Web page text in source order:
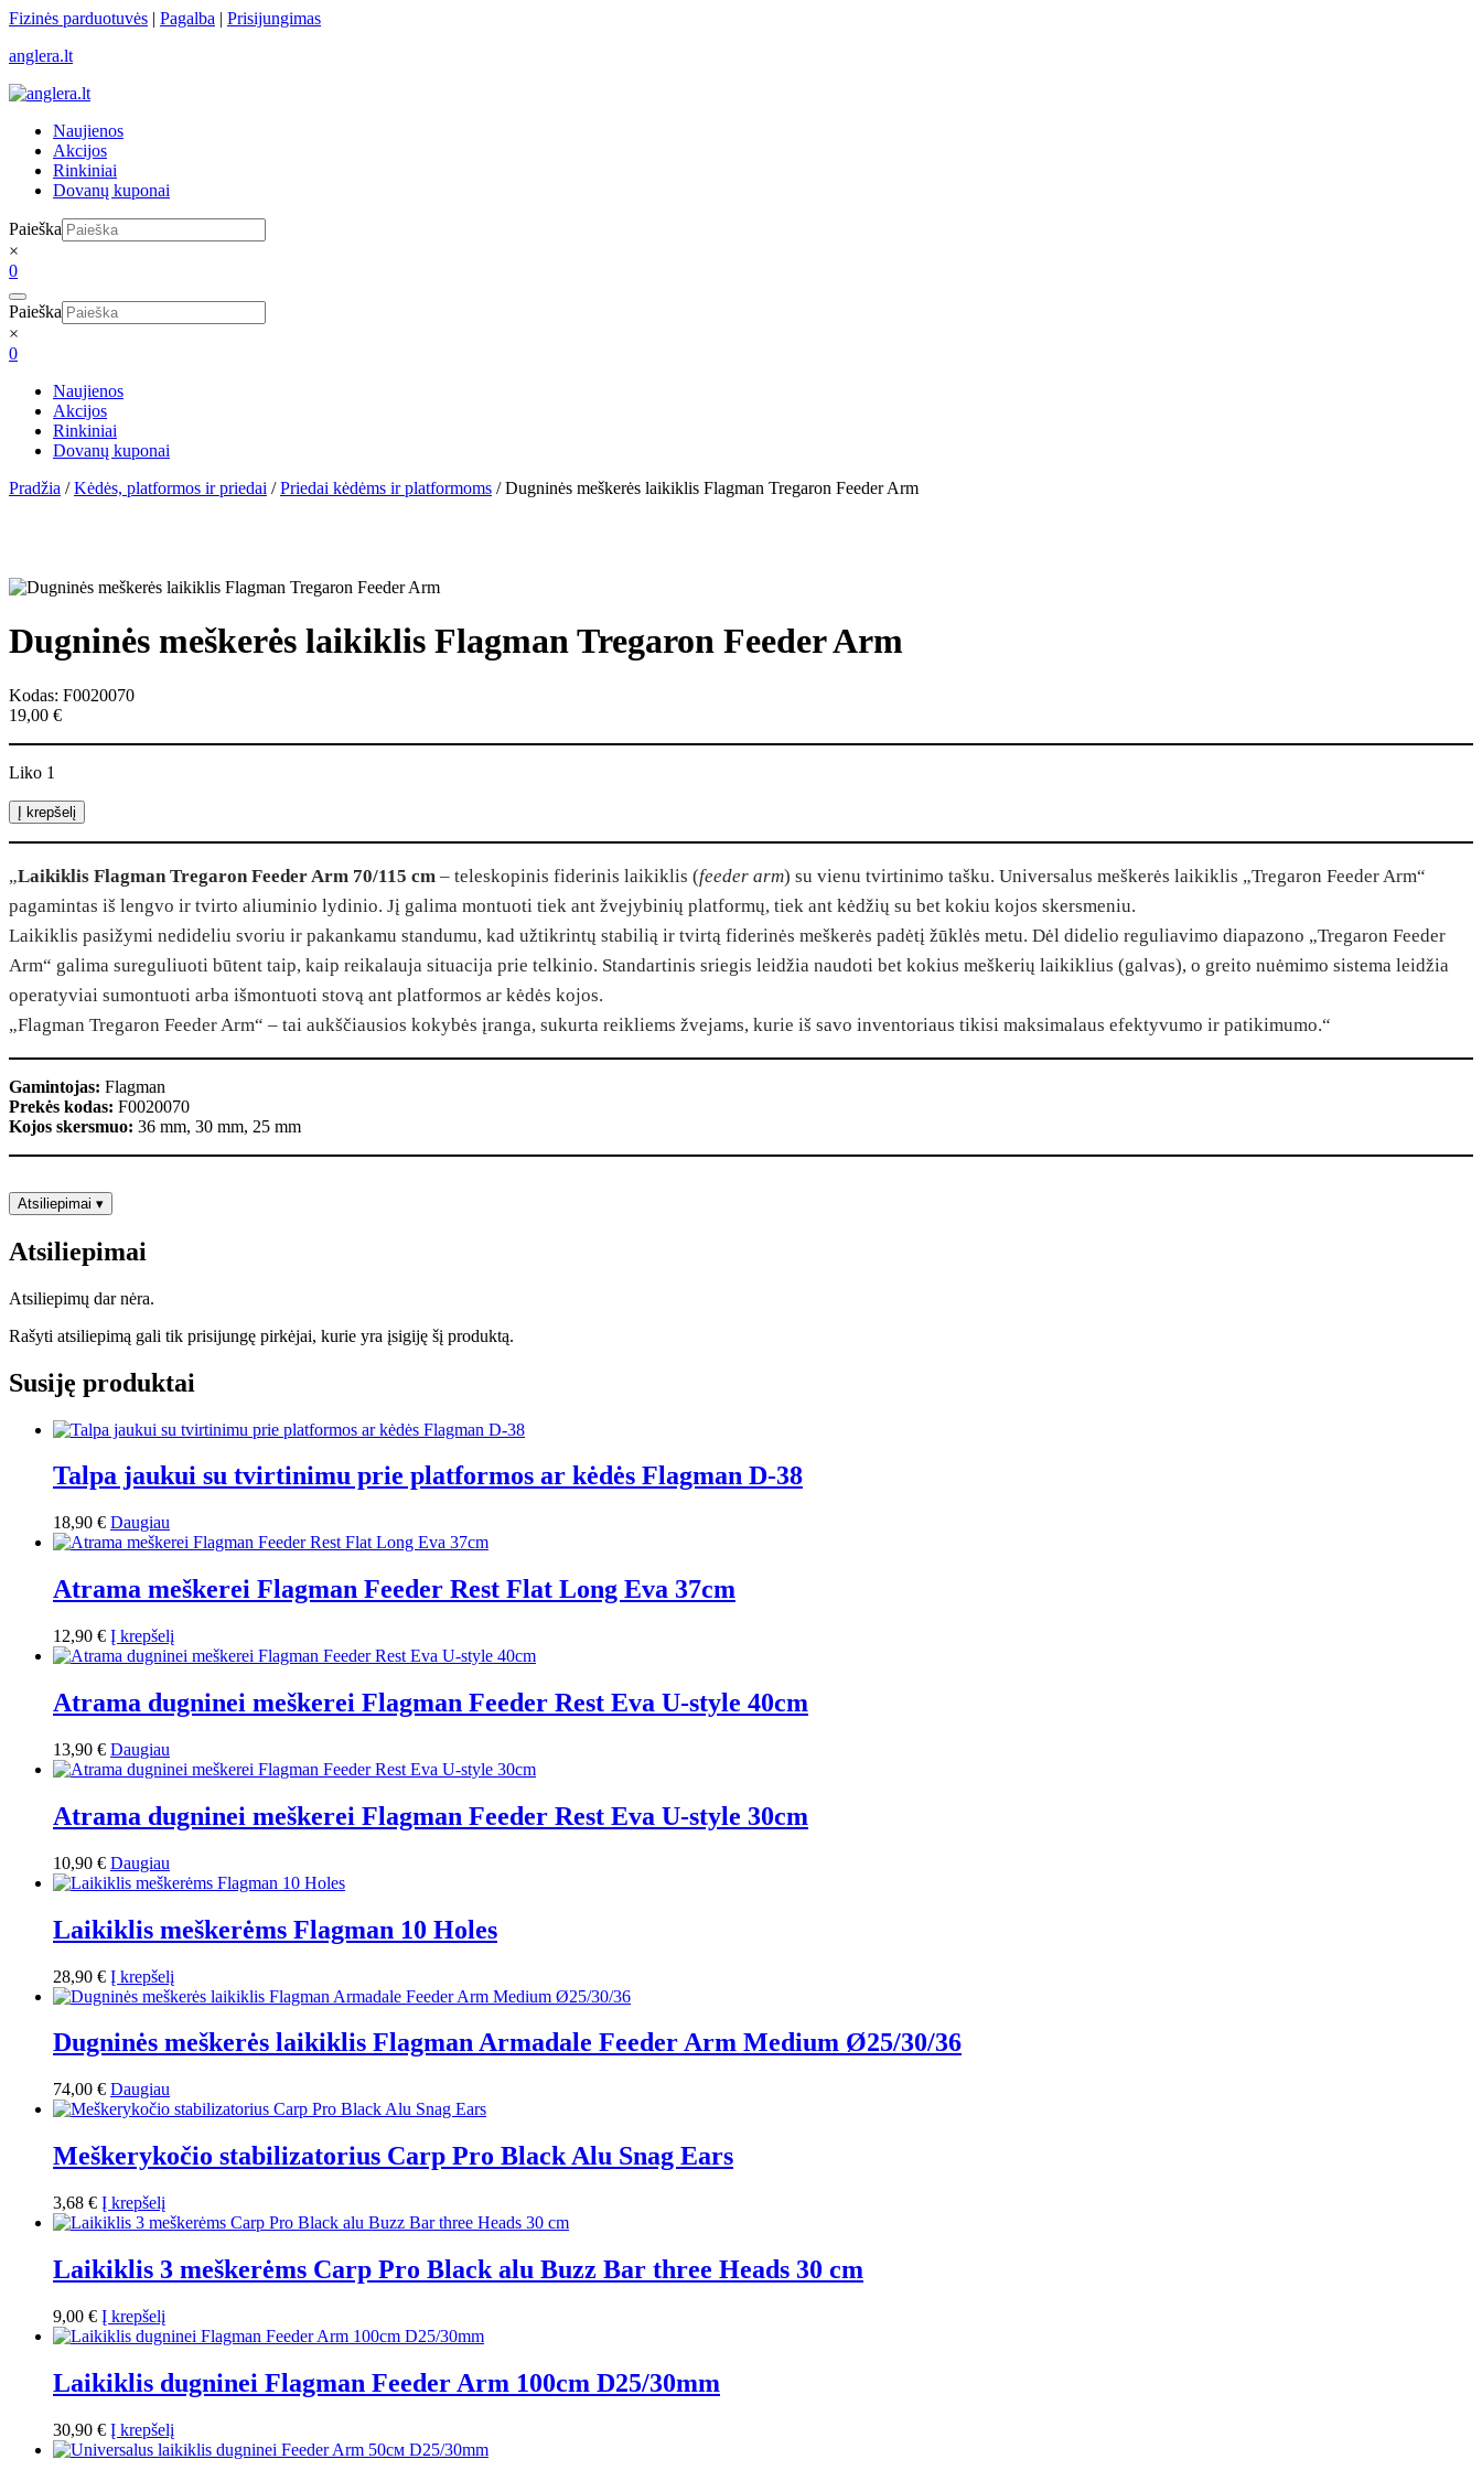
Skip
content
Fizinės parduotuvės | Pagalba | Prisijungimas
anglera.lt
Naujienos
Akcijos
Rinkiniai
Dovanų kuponai
Paieška
×
0
Paieška
×
0
Naujienos
Akcijos
Rinkiniai
Dovanų kuponai
Pradžia /Kėdės, platformos ir priedai /Priedai kėdėms ir platformoms / Dugninės meškerės laikiklis Flagman Tregaron Feeder Arm
Dugninės meškerės laikiklis Flagman Tregaron Feeder Arm
Kodas: F0020070
19,00 €
Liko 1
produkto
kiekis:
Dugninės
meškerės
laikiklis
Flagman
Tregaron
Feeder
Arm
Į krepšelį
„Laikiklis Flagman Tregaron Feeder Arm 70/115 cm – teleskopinis fiderinis laikiklis (feeder arm) su vienu tvirtinimo tašku. Universalus meškerės laikiklis „Tregaron Feeder Arm“
pagamintas iš lengvo ir tvirto aliuminio lydinio. Jį galima montuoti tiek ant žvejybinių platformų, tiek ant kėdžių su bet kokiu kojos skersmeniu.
Laikiklis pasižymi nedideliu svoriu ir pakankamu standumu, kad užtikrintų stabilią ir tvirtą fiderinės meškerės padėtį žūklės metu. Dėl didelio reguliavimo diapazono „Tregaron Feeder
Arm“ galima sureguliuoti būtent taip, kaip reikalauja situacija prie telkinio. Standartinis sriegis leidžia naudoti bet kokius meškerių laikiklius (galvas), o greito nuėmimo sistema leidžia
operatyviai sumontuoti arba išmontuoti stovą ant platformos ar kėdės kojos.
„Flagman Tregaron Feeder Arm“ – tai aukščiausios kokybės įranga, sukurta reikliems žvejams, kurie iš savo inventoriaus tikisi maksimalaus efektyvumo ir patikimumo.“
Gamintojas: Flagman
Prekės kodas: F0020070
Kojos skersmuo: 36 mm, 30 mm, 25 mm
Atsiliepimai ▾
Atsiliepimai
Atsiliepimų dar nėra.
Rašyti atsiliepimą gali tik prisijungę pirkėjai, kurie yra įsigiję šį produktą.
Susiję produktai
Talpa jaukui su tvirtinimu prie platformos ar kėdės Flagman D-38
18,90 € Daugiau
Atrama meškerei Flagman Feeder Rest Flat Long Eva 37сm
12,90 € Į krepšelį
Atrama dugninei meškerei Flagman Feeder Rest Eva U-style 40сm
13,90 € Daugiau
Atrama dugninei meškerei Flagman Feeder Rest Eva U-style 30сm
10,90 € Daugiau
Laikiklis meškerėms Flagman 10 Holes
28,90 € Į krepšelį
Dugninės meškerės laikiklis Flagman Armadale Feeder Arm Medium Ø25/30/36
74,00 € Daugiau
Meškerykočio stabilizatorius Carp Pro Black Alu Snag Ears
3,68 € Į krepšelį
Laikiklis 3 meškerėms Carp Pro Black alu Buzz Bar three Heads 30 cm
9,00 € Į krepšelį
Laikiklis dugninei Flagman Feeder Arm 100cm D25/30mm
30,90 € Į krepšelį